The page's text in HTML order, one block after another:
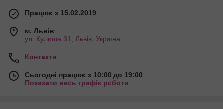
Працює з 15.02.2019
м. Львів
ул. Кулиша 31, Львів, Україна
Контакти
Сьогодні працює з 10:00 до 19:00
Показати весь графік роботи